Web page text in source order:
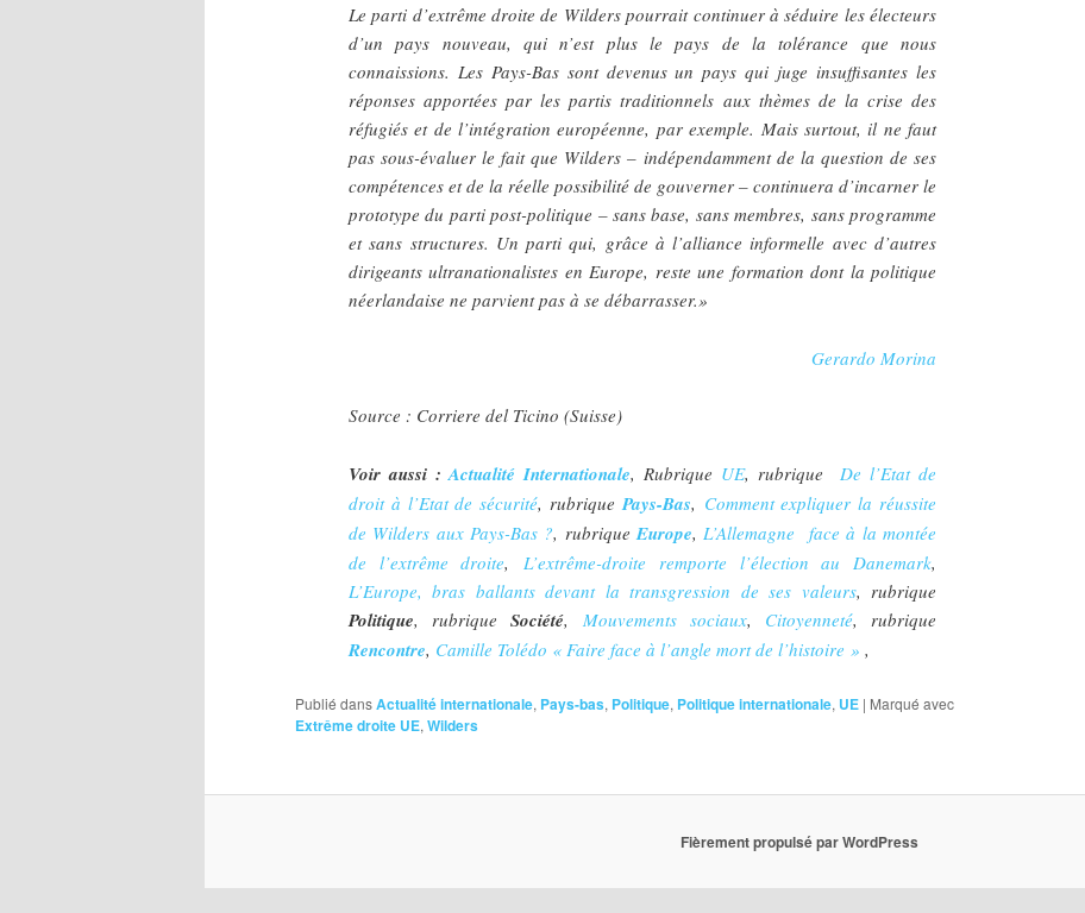
Le parti d’extrême droite de Wilders pourrait continuer à séduire les électeurs
d’un pays nouveau, qui n’est plus le pays de la tolérance que nous
connaissions. Les Pays-Bas sont devenus un pays qui juge insuffisantes les
réponses apportées par les partis traditionnels aux thèmes de la crise des
réfugiés et de l’intégration européenne, par exemple. Mais surtout, il ne faut
pas sous-évaluer le fait que Wilders – indépendamment de la question de ses
compétences et de la réelle possibilité de gouverner – continuera d’incarner le
prototype du parti post-politique – sans base, sans membres, sans programme
et sans structures. Un parti qui, grâce à l’alliance informelle avec d’autres
dirigeants ultranationalistes en Europe, reste une formation dont la politique
néerlandaise ne parvient pas à se débarrasser.»
Gerardo Morina
Source : Corriere del Ticino (Suisse)
Voir aussi : Actualité Internationale, Rubrique UE, rubrique De l’Etat de
droit à l’Etat de sécurité, rubrique Pays-Bas, Comment expliquer la réussite
de Wilders aux Pays-Bas ?, rubriqueEurope, L’Allemagne face à la montée
de l’extrême droite, L’extrême-droite remporte l’élection au Danemark,
L’Europe, bras ballants devant la transgression de ses valeurs, rubrique
Politique, rubriqueSociété, Mouvements sociaux, Citoyenneté, rubrique
Rencontre, Camille Tolédo « Faire face à l’angle mort de l’histoire » ,
Publié dansActualité internationale, Pays-bas, Politique, Politique internationale, UE | Marqué avec
Extrême droite UE, Wilders
Fièrement propulsé par WordPress